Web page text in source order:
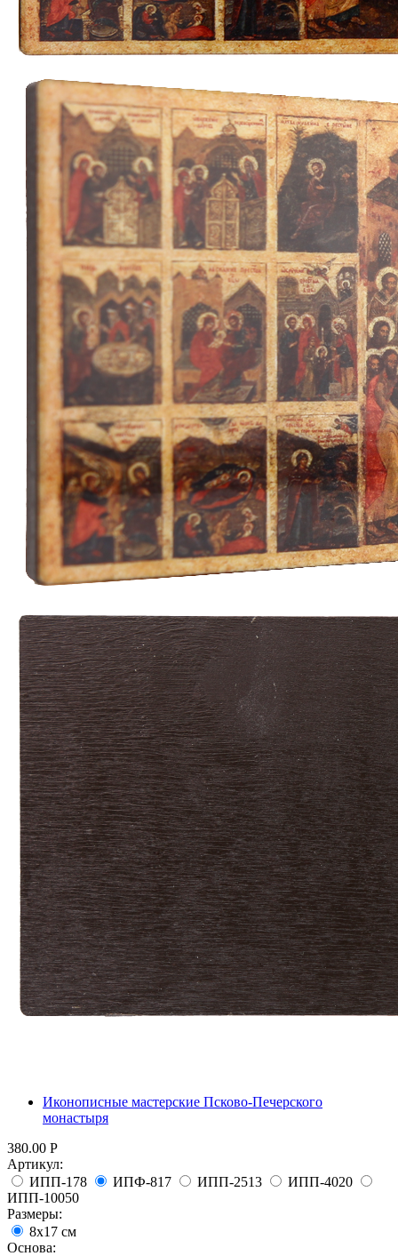
Иконописные мастерские Псково-Печерского
монастыря
380.00 Р
Артикул:
ИПП-178
ИПФ-817 ИПП-2513
ИПП-4020
ИПП-10050
Размеры:
8x17 см
Основа: